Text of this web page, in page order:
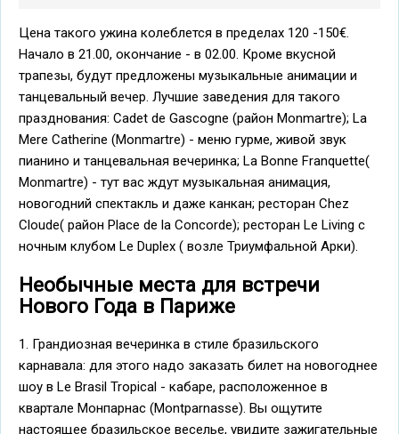
Цена такого ужина колеблется в пределах 120 -150€.
Начало в 21.00, окончание - в 02.00. Кроме вкусной
трапезы, будут предложены музыкальные анимации и
танцевальный вечер. Лучшие заведения для такого
празднования: Cadet de Gascogne (район Monmartre); La
Mere Catherine (Monmartre) - меню гурме, живой звук
пианино и танцевальная вечеринка; La Bonne Franquette(
Monmartre) - тут вас ждут музыкальная анимация,
новогодний спектакль и даже канкан; ресторан Chez
Cloude( район Place de la Concorde); ресторан Le Living с
ночным клубом Le Duplex ( возле Триумфальной Арки).
Необычные места для встречи
Нового Года в Париже
1. Грандиозная вечеринка в стиле бразильского
карнавала: для этого надо заказать билет на новогоднее
шоу в Le Brasil Tropical - кабаре, расположенное в
квартале Монпарнас (Montparnasse). Вы ощутите
настоящее бразильское веселье, увидите зажигательные